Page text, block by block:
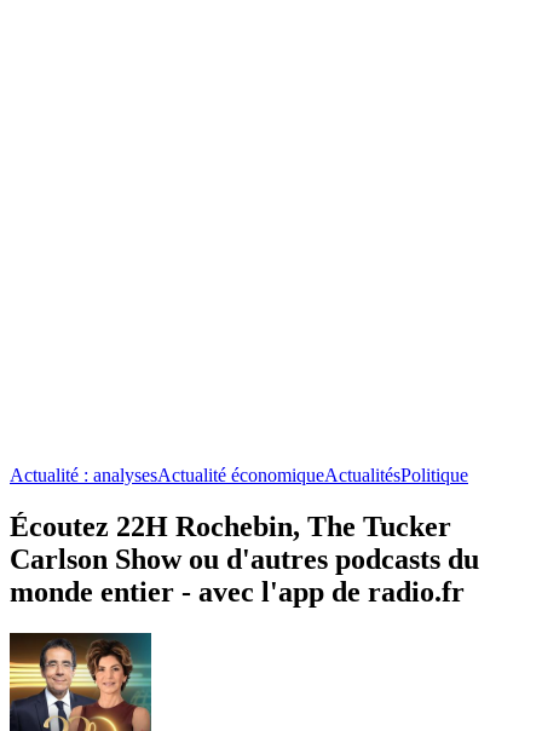
Actualité : analysesActualité économiqueActualitésPolitique
Écoutez 22H Rochebin, The Tucker
Carlson Show ou d'autres podcasts du
monde entier - avec l'app de radio.fr